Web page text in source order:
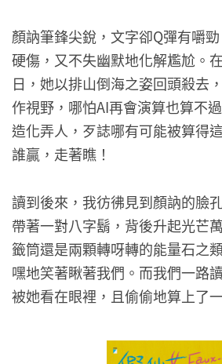
顏訥筆鋒尖銳，文字卻Q彈有嚼
硬傷，又不失幽默地化解尷尬。
日，她以排山倒海之姿回頭殺去
作視野，哪怕AI再會演算也算不
造化弄人，歹誌哪有可能被算得
誰贏，走著瞧！
讀到後來，我彷彿見到顏訥的臉
帶著一對八字鬍，背後升起光芒
籤筒還是兩顆轉呀轉的能量石之
嘿地笑著瞅著我們。而我們一路
被她看在眼裡，且偷偷地算上了